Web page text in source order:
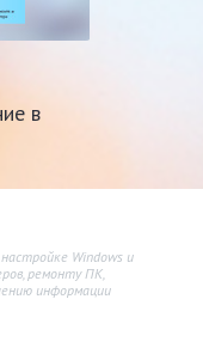
в
Windows и
ремонту ПК,
информации